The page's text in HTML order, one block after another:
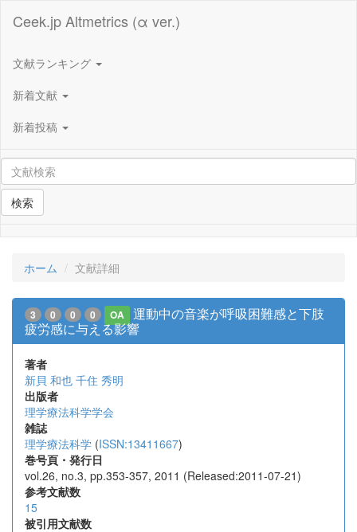
Ceek.jp Altmetrics (α ver.)
文献ランキング
新着文献
新着投稿
検索
ホーム 文献詳細
3 0 0 0 OA
運動中の音楽が呼吸困難感と下肢
疲労感に与える影響
著者
新貝 和也 千住 秀明
出版者
理学療法科学学会
雑誌
理学療法科学 (ISSN:13411667)
巻号頁・発行日
vol.26, no.3, pp.353-357, 2011 (Released:2011-07-21)
参考文献数
15
被引用文献数